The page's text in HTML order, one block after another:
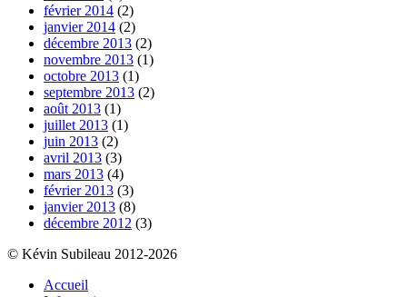
février 2014 (2)
janvier 2014 (2)
décembre 2013 (2)
novembre 2013 (1)
octobre 2013 (1)
septembre 2013 (2)
août 2013 (1)
juillet 2013 (1)
juin 2013 (2)
avril 2013 (3)
mars 2013 (4)
février 2013 (3)
janvier 2013 (8)
décembre 2012 (3)
© Kévin Subileau 2012-2026
Accueil